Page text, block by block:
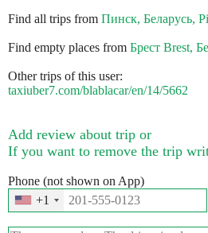
Find all trips from Пинск, Беларусь,
Find empty places from Брест Brest,
Other trips of this user:
taxiuber7.com/blablacar/en/14/5662
Add review about trip or
If you want to remove the trip
Phone (not shown on App)
+1